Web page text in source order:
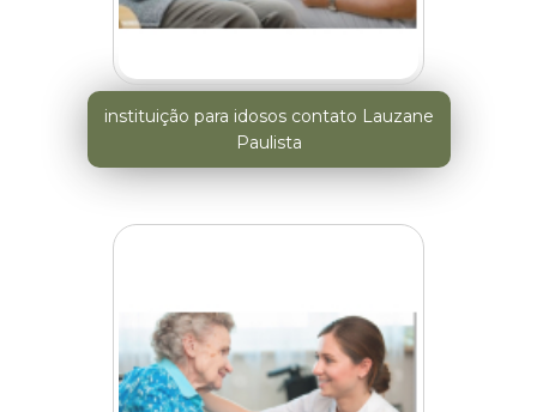
instituição para idosos contato Lauzane
Paulista